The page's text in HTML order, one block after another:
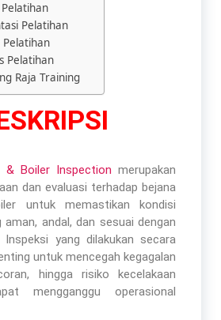
Pelatihan
Pelatihan
Pelatihan
Raja Training
& Boiler Inspection merupakan
dan evaluasi terhadap bejana
untuk memastikan kondisi
andal, dan sesuai dengan
yang dilakukan secara
untuk mencegah kegagalan
hingga risiko kecelakaan
mengganggu operasional